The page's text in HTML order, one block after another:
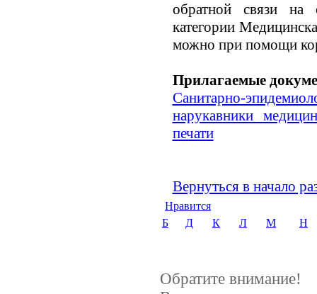
обратной связи на
категории
можно при помощи
Прилагаемые
Санитарно-
нарукавники
печати
Вернуться в начало
Нравится
Б
Д К Л М Н
Обратите внимание!